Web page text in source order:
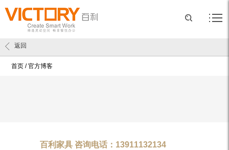
首页 /官方博客
返回
百利家具 咨询电话：13911132134